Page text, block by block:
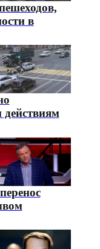
в
действиям